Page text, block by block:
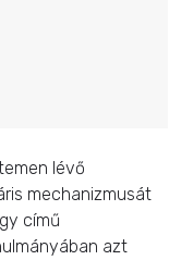
lévő
mechanizmusát
című
azt